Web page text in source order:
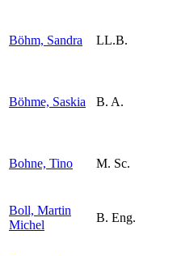
Böhm, Sandra LL.B.
Böhme, Saskia B. A.
Bohne, Tino M. Sc.
Boll, Martin
Michel
B. Eng.